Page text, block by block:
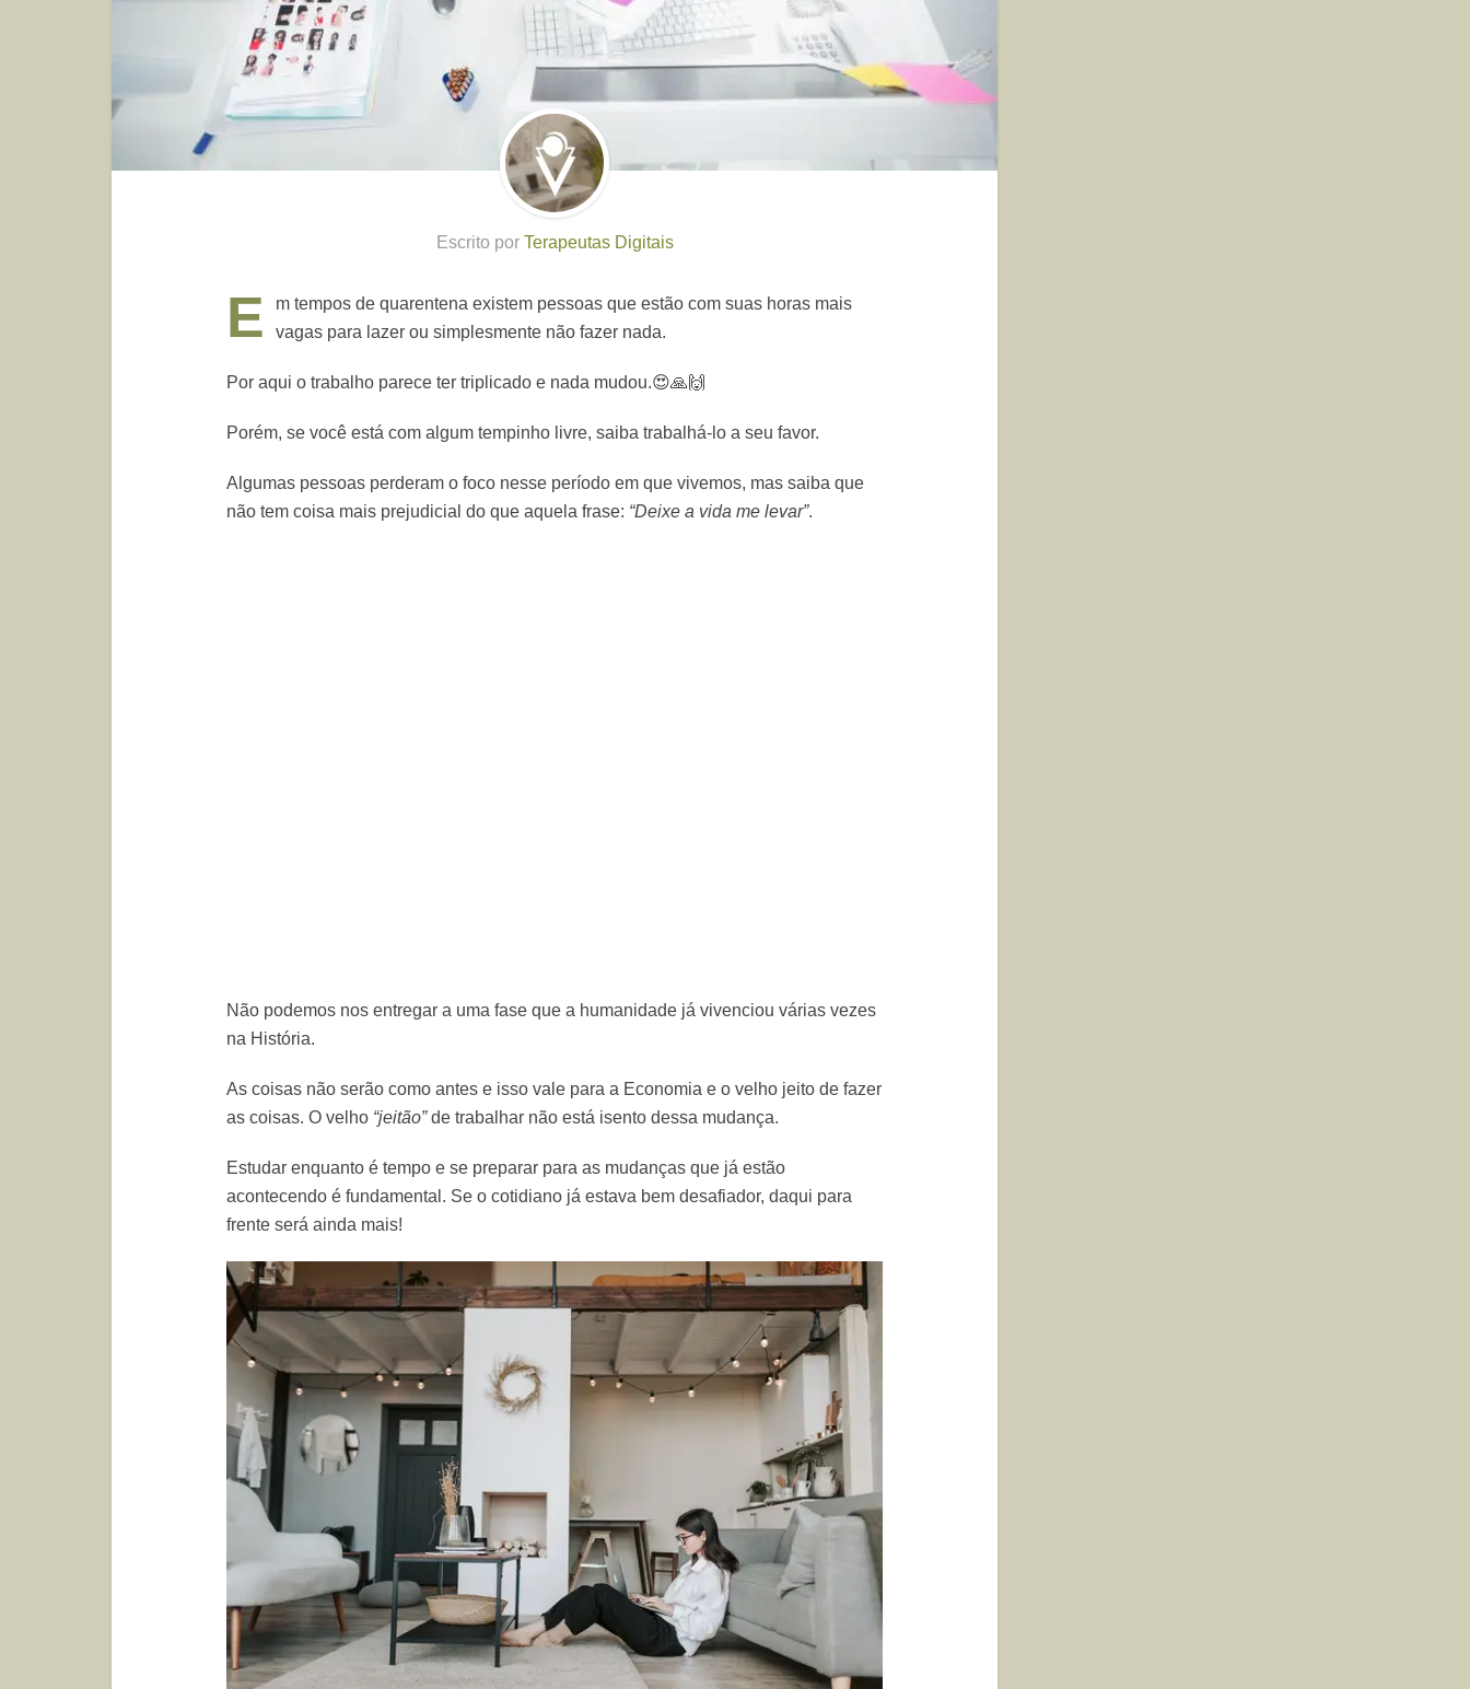
Escrito por Terapeutas Digitais
E
m tempos de quarentena existem pessoas que estão com suas horas mais
vagas para lazer ou simplesmente não fazer nada.
Por aqui o trabalho parece ter triplicado e nada mudou.😍🙏🙌
Porém, se você está com algum tempinho livre, saiba trabalhá-lo a seu favor.
Algumas pessoas perderam o foco nesse período em que vivemos, mas saiba que
não tem coisa mais prejudicial do que aquela frase: “Deixe a vida me levar”.
Não podemos nos entregar a uma fase que a humanidade já vivenciou várias vezes
na História.
As coisas não serão como antes e isso vale para a Economia e o velho jeito de fazer
as coisas. O velho “jeitão”de trabalhar não está isento dessa mudança.
Estudar enquanto é tempo e se preparar para as mudanças que já estão
acontecendo é fundamental. Se o cotidiano já estava bem desafiador, daqui para
frente será ainda mais!